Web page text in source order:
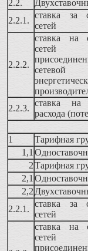
2.2.
2.2.1.
ставка за
сетей
2.2.2.
ставка на
сетей
сетевой
2.2.3.
ставка на
расхода
1
Тарифная
1,1
2Тарифная
2,1
2,2
2.2.1.
ставка за
сетей
ставка на
сетей